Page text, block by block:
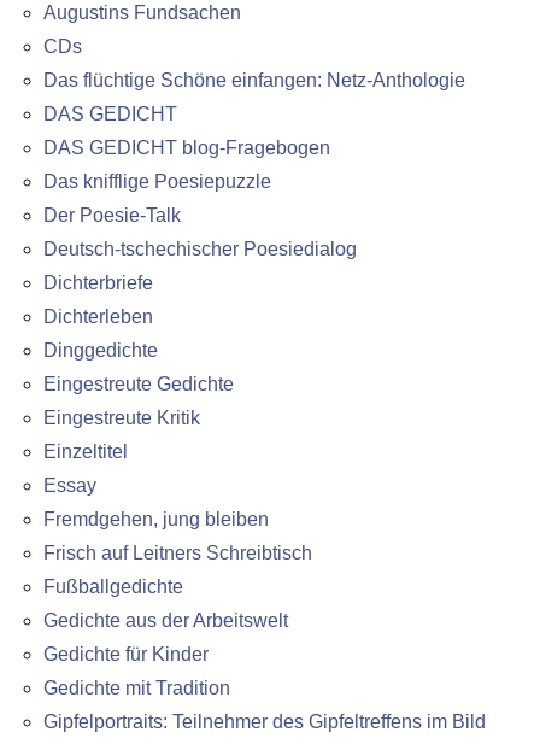
Augustins Fundsachen
CDs
Das flüchtige Schöne einfangen: Netz-Anthologie
DAS GEDICHT
DAS GEDICHT blog-Fragebogen
Das knifflige Poesiepuzzle
Der Poesie-Talk
Deutsch-tschechischer Poesiedialog
Dichterbriefe
Dichterleben
Dinggedichte
Eingestreute Gedichte
Eingestreute Kritik
Einzeltitel
Essay
Fremdgehen, jung bleiben
Frisch auf Leitners Schreibtisch
Fußballgedichte
Gedichte aus der Arbeitswelt
Gedichte für Kinder
Gedichte mit Tradition
Gipfelportraits: Teilnehmer des Gipfeltreffens im Bild